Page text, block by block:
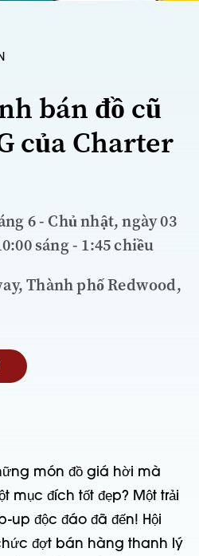
bán đồ cũ
của Charter
6 - Chủ nhật, ngày 03
sáng - 1:45 chiều
Thành phố Redwood,
món đồ giá hời mà
mục đích tốt đẹp? Một trải
up độc đáo đã đến! Hội
đợt bán hàng thanh lý